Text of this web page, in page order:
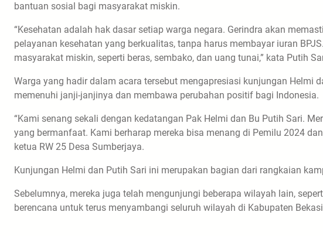
bantuan sosial bagi masyarakat miskin.
“Kesehatan adalah hak dasar setiap warga negara. Gerindra akan
pelayanan kesehatan yang berkualitas, tanpa harus membayar iuran
masyarakat miskin, seperti beras, sembako, dan uang tunai,” kata Putih
Warga yang hadir dalam acara tersebut mengapresiasi kunjungan Helmi
memenuhi janji-janjinya dan membawa perubahan positif bagi Indonesia.
“Kami senang sekali dengan kedatangan Pak Helmi dan Bu Putih Sari.
yang bermanfaat. Kami berharap mereka bisa menang di Pemilu 2024
ketua RW 25 Desa Sumberjaya.
Kunjungan Helmi dan Putih Sari ini merupakan bagian dari rangkaian
Sebelumnya, mereka juga telah mengunjungi beberapa wilayah lain,
berencana untuk terus menyambangi seluruh wilayah di Kabupaten